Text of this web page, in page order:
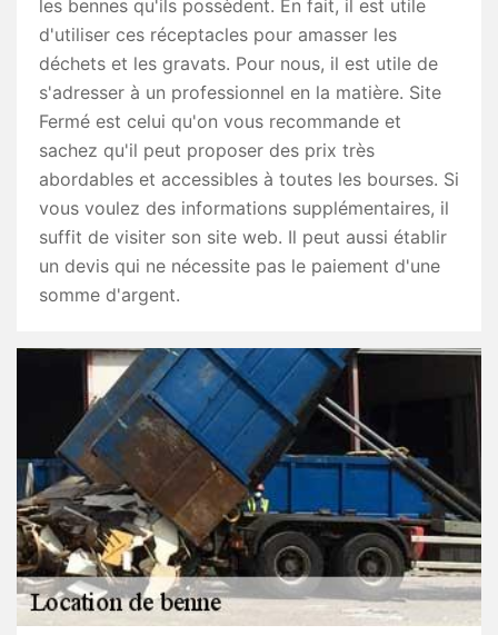
les bennes qu'ils possèdent. En fait, il est utile
d'utiliser ces réceptacles pour amasser les
déchets et les gravats. Pour nous, il est utile de
s'adresser à un professionnel en la matière. Site
Fermé est celui qu'on vous recommande et
sachez qu'il peut proposer des prix très
abordables et accessibles à toutes les bourses. Si
vous voulez des informations supplémentaires, il
suffit de visiter son site web. Il peut aussi établir
un devis qui ne nécessite pas le paiement d'une
somme d'argent.